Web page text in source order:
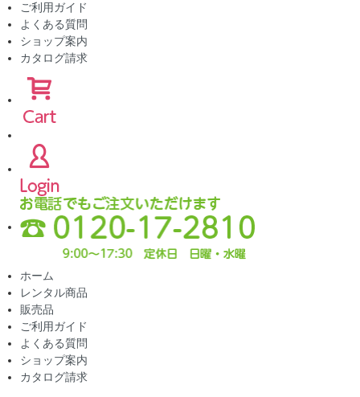
ご利用ガイド
よくある質問
ショップ案内
カタログ請求
ホーム
レンタル商品
販売品
ご利用ガイド
よくある質問
ショップ案内
カタログ請求